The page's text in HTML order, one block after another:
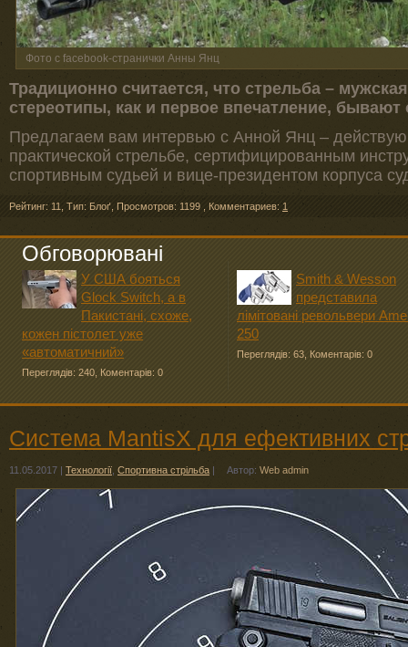
Фото с facebook-странички Анны Янц
Традиционно считается, что стрельба –
стереотипы, как и первое впечатление,
Предлагаем вам интервью с Анной Янц –
практической стрельбе, сертифицированным
спортивным судьей и вице-президентом корпуса
Рейтинг: 11 Тип: Блоґ Просмотров: 1199 Комментариев: 1
Обговорювані
У США бояться
Glock Switch, а в
Пакистані, схоже,
кожен пістолет уже
«автоматичний»
Переглядів: 240 Коментарів: 0
Smith & Wesson
представила
лімітовані револьвери
250
Переглядів: 63 Коментарів: 0
Система MantisX для ефективних
11.05.2017 | Технології Спортивна стрільба | Автор: Web admin